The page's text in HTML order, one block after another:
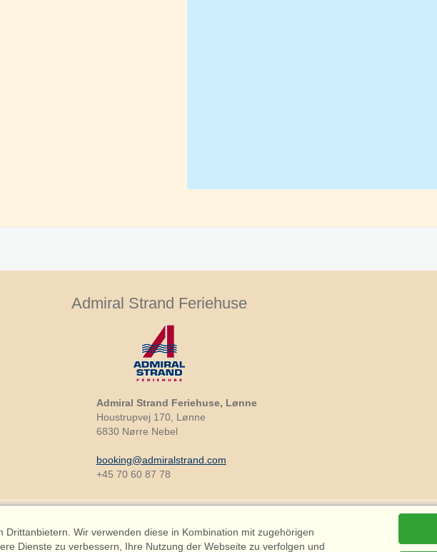
Admiral Strand Feriehuse
Admiral Strand Feriehuse, Lønne
Houstrupvej 170, Lønne
6830 Nørre Nebel
booking@admiralstrand.com
+45 70 60 87 78
Wir verwenden diese in Kombination mit zugehörigen
Dienste zu verbessern, Ihre Nutzung der Webseite zu verfolgen und